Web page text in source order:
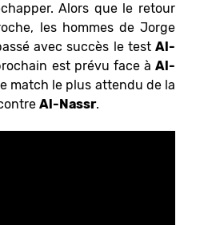
Alors que le retour
les hommes de Jorge
avec succès le test Al-
est prévu face à Al-
match le plus attendu de la
Al-Nassr.